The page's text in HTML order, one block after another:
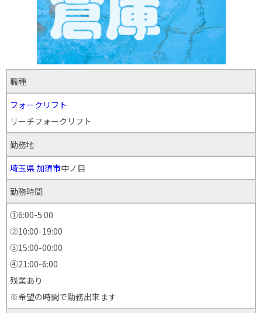
職種
フォークリフト
リーチフォークリフト
勤務地
埼玉県 加須市中ノ目
勤務時間
①6:00-5:00
②10:00-19:00
③15:00-00:00
④21:00-6:00
残業あり
※希望の時間で勤務出来ます